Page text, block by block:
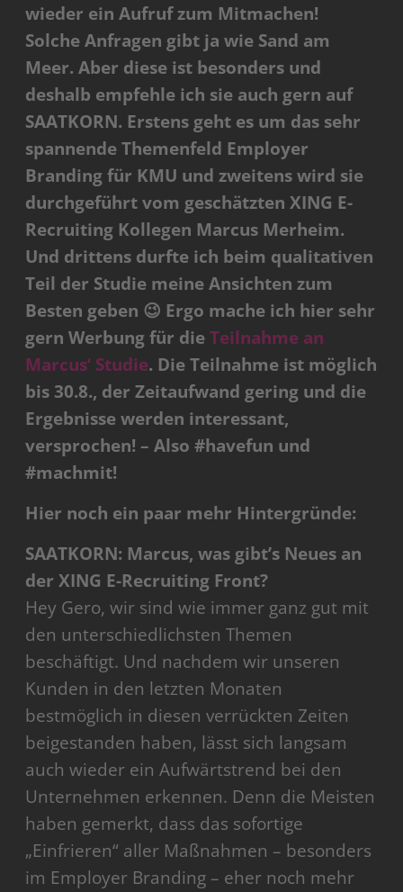
wieder ein Aufruf zum Mitmachen!
Solche Anfragen gibt ja wie Sand am
Meer. Aber diese ist besonders und
deshalb empfehle ich sie auch gern auf
SAATKORN. Erstens geht es um das sehr
spannende Themenfeld Employer
Branding für KMU und zweitens wird sie
durchgeführt vom geschätzten XING E-
Recruiting Kollegen Marcus Merheim.
Und drittens durfte ich beim qualitativen
Teil der Studie meine Ansichten zum
Besten geben 😉 Ergo mache ich hier sehr
gern Werbung für dieTeilnahme an
Marcus‘ Studie. Die Teilnahme ist möglich
bis 30.8., der Zeitaufwand gering und die
Ergebnisse werden interessant,
versprochen! – Also #havefun und
#machmit!
Hier noch ein paar mehr Hintergründe:
SAATKORN: Marcus, was gibt’s Neues an
der XING E-Recruiting Front?
Hey Gero, wir sind wie immer ganz gut mit
den unterschiedlichsten Themen
beschäftigt. Und nachdem wir unseren
Kunden in den letzten Monaten
bestmöglich in diesen verrückten Zeiten
beigestanden haben, lässt sich langsam
auch wieder ein Aufwärtstrend bei den
Unternehmen erkennen. Denn die Meisten
haben gemerkt, dass das sofortige
„Einfrieren“ aller Maßnahmen – besonders
im Employer Branding – eher noch mehr